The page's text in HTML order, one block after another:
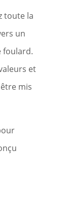
toute la
un
foulard.
et
mis